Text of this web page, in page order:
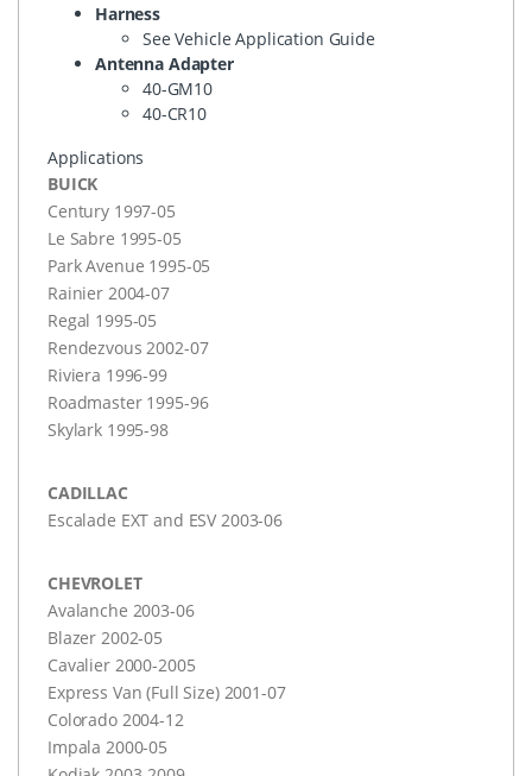
Harness
See Vehicle Application Guide
Antenna Adapter
40-GM10
40-CR10
Applications
BUICK
Century 1997-05
Le Sabre 1995-05
Park Avenue 1995-05
Rainier 2004-07
Regal 1995-05
Rendezvous 2002-07
Riviera 1996-99
Roadmaster 1995-96
Skylark 1995-98
CADILLAC
Escalade EXT and ESV 2003-06
CHEVROLET
Avalanche 2003-06
Blazer 2002-05
Cavalier 2000-2005
Express Van (Full Size) 2001-07
Colorado 2004-12
Impala 2000-05